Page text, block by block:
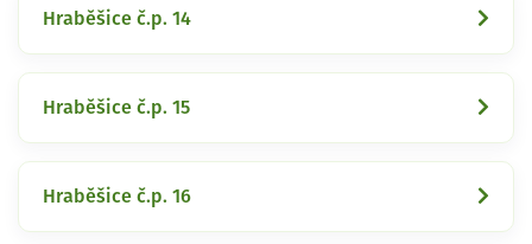
Hraběšice č.p. 14
Hraběšice č.p. 15
Hraběšice č.p. 16